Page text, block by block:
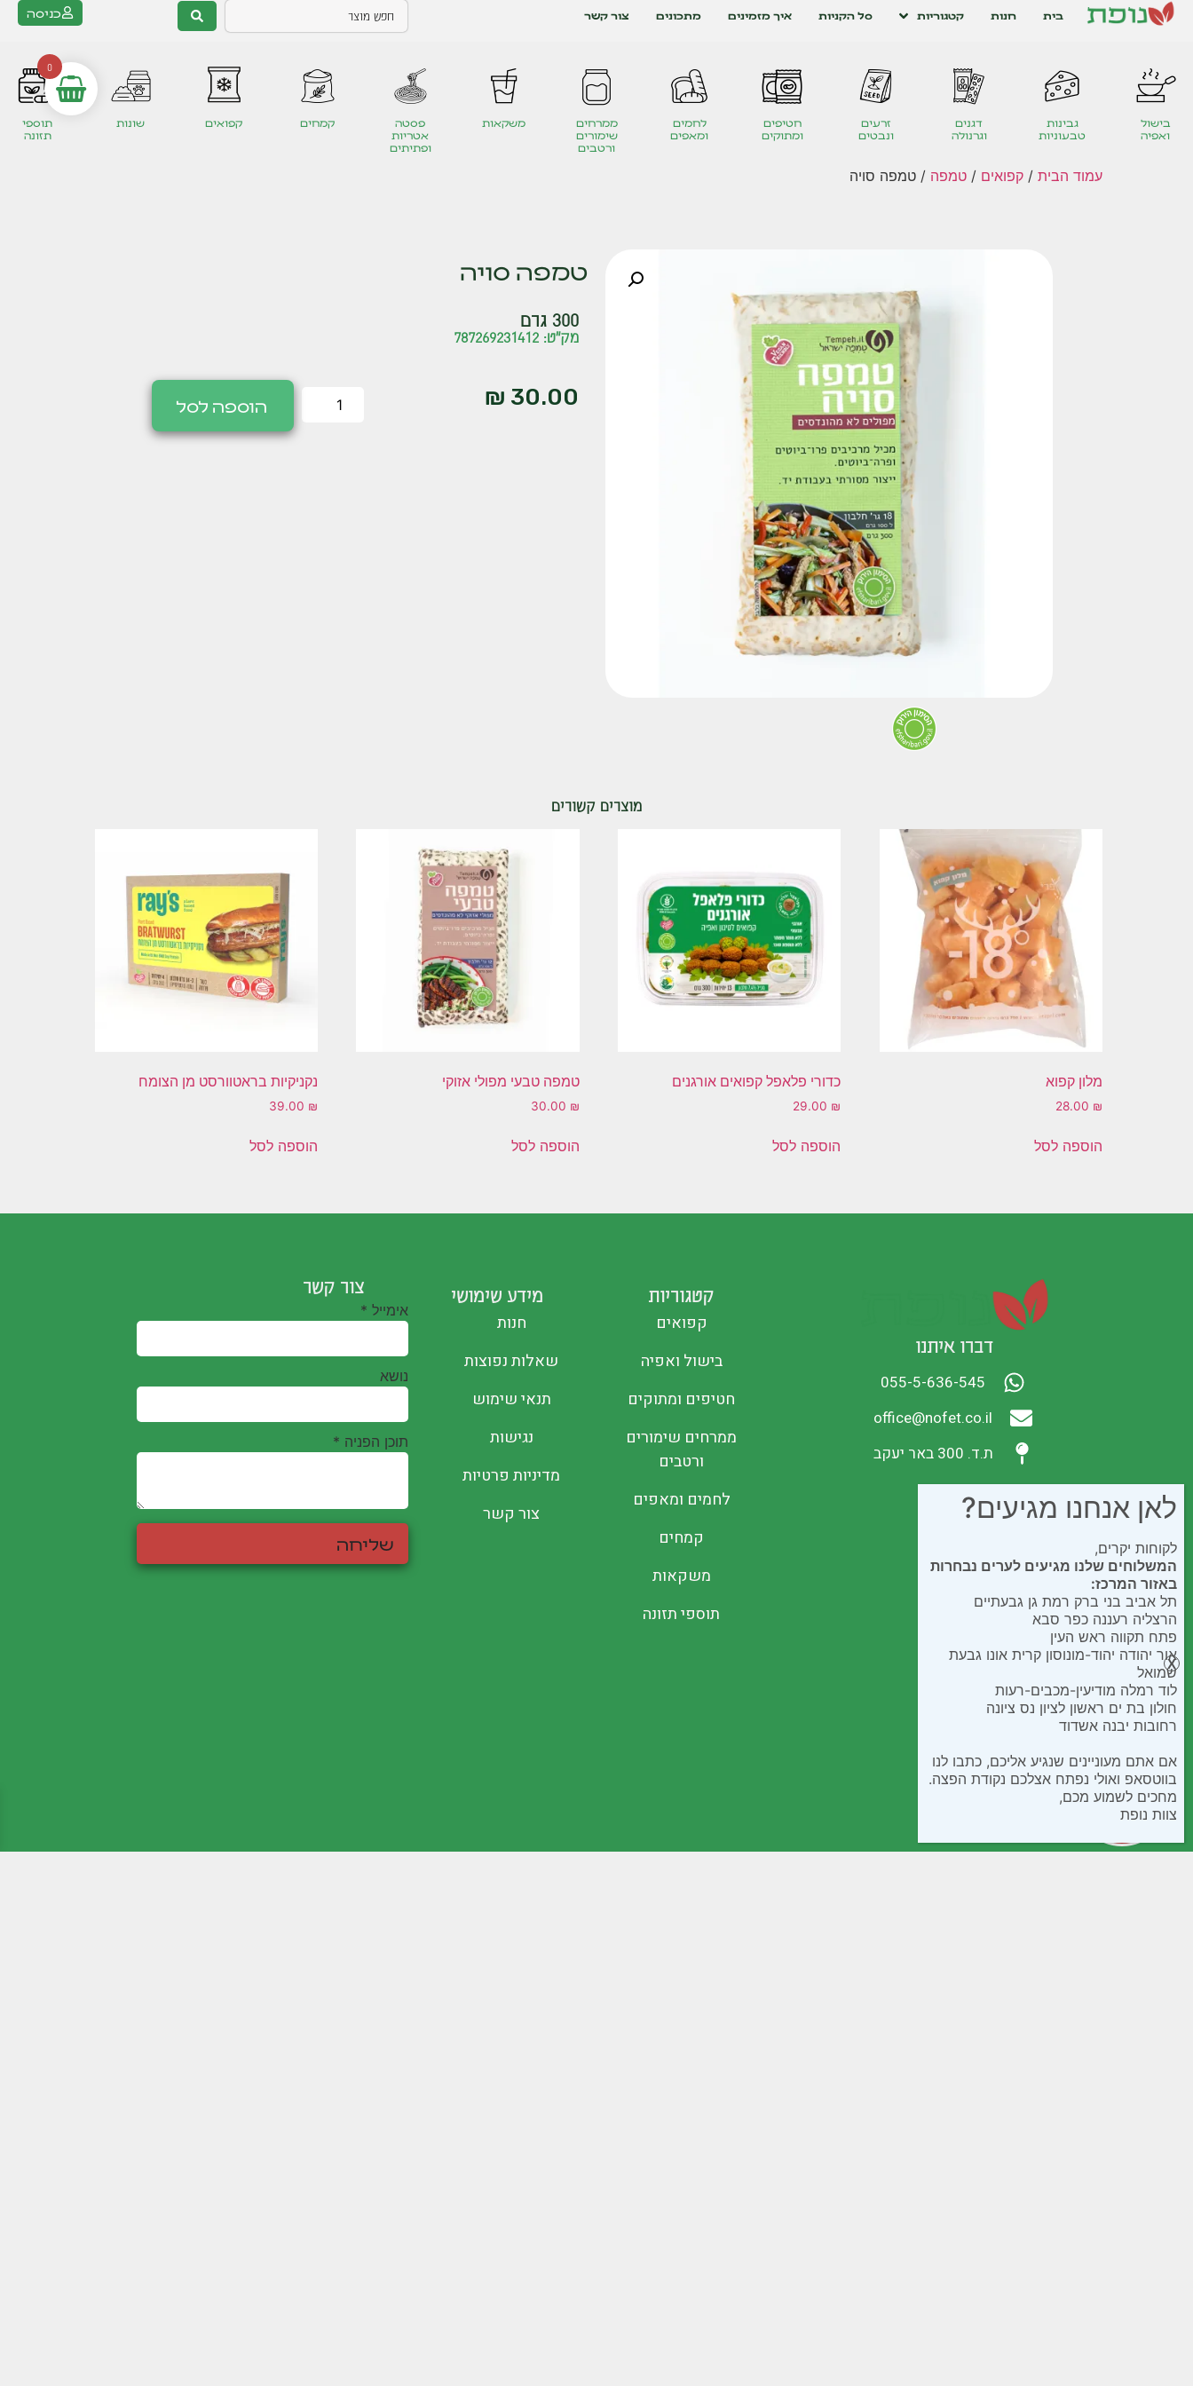
בית חנות קטגוריות סל הקניות איך מזמינים מתכונים צור קשר כניסה
בישול
ואפיה
גבינות
טבעוניות
דגנים
וגרנולה
זרעים
ונבטים
חטיפים
ומתוקים
לחמים
ומאפים
ממרחים
שימורים
ורטבים
משקאות
פסטה
אטריות
ופתיתים
קמחים קפואים שונות
תוספי
תזונה
עמוד הבית / קפואים / טמפה / טמפה סויה
טמפה סויה
300 גרם
מק"ט: 787269231412
30.00
₪ הוספה לסל
מוצרים קשורים
מלון קפוא
28.00 ₪
הוספה לסל
כדורי פלאפל קפואים אורגנים
29.00 ₪
הוספה לסל
טמפה טבעי מפולי אזוקי
30.00 ₪
הוספה לסל
נקניקיות בראטוורסט מן הצומח
39.00 ₪
הוספה לסל
דברו איתנו
055-5-636-545
office@nofet.co.il
ת.ד. 300 באר יעקב
קטגוריות
קפואים
בישול ואפיה
חטיפים ומתוקים
ממרחים שימורים
ורטבים
לחמים ומאפים
קמחים
משקאות
תוספי תזונה
מידע שימושי
חנות
שאלות נפוצות
תנאי שימוש
נגישות
מדיניות פרטיות
צור קשר
צור קשר
אימייל *
נושא
תוכן הפניה *
שליחה
לאן אנחנו מגיעים?
לקוחות יקרים,
המשלוחים שלנו מגיעים לערים נבחרות
באזור המרכז:
תל אביב בני ברק רמת גן גבעתיים
הרצליה רעננה כפר סבא
פתח תקווה ראש העין
אור יהודה יהוד-מונוסון קרית אונו גבעת
שמואל
לוד רמלה מודיעין-מכבים-רעות
חולון בת ים ראשון לציון נס ציונה
רחובות יבנה אשדוד
אם אתם מעוניינים שנגיע אליכם, כתבו לנו
בווטסאפ ואולי נפתח אצלכם נקודת הפצה.
מחכים לשמוע מכם,
צוות נופת
0